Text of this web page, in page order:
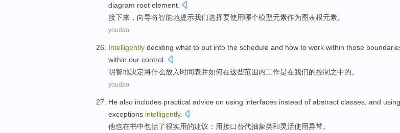
diagram root element.
接下来 ， 向导将智能地提示我们选择要使用哪个模型元素作为图表根元素。
youdao
Intelligently deciding what to put into the schedule and how to work within those
within our control
明智地决定将什么放入 时间表并如何在这些范围内工作是在我们的控制 之中的。
youdao
He also includes practical advice on using interfaces instead of abstract classes and using
exceptions intelligently.
他也在书中包括了很实用的建议 ： 用接口替代抽象类和灵活使用异常 。